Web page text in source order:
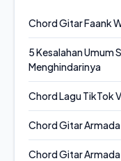
Chord Gitar Faank
5 Kesalahan Umum
Menghindarinya
Chord Lagu TikTok
Chord Gitar
Chord Gitar Armada